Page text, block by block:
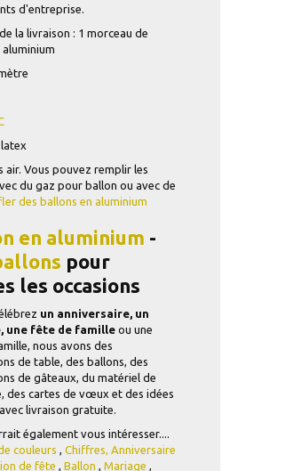
d'entreprise.
la livraison : 1 morceau de
air. Vous pouvez remplir les
du gaz pour ballon ou avec de
des ballons en aluminium
en aluminium -
pour
les occasions
un anniversaire, un
une fête de familleou une
nous avons des
de table, des ballons, des
de gâteaux, du matériel de
des cartes de vœux et des idées
livraison gratuite.
également vous intéresser....
couleurs
Chiffres, Anniversaire
de fête Ballon Mariage